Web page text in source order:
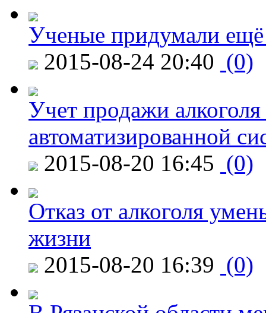
Ученые придумали ещё
2015-08-24 20:40 (0)
Учет продажи
автоматизированной
2015-08-20 16:45 (0)
Отказ от алкоголя
жизни
2015-08-20 16:39 (0)